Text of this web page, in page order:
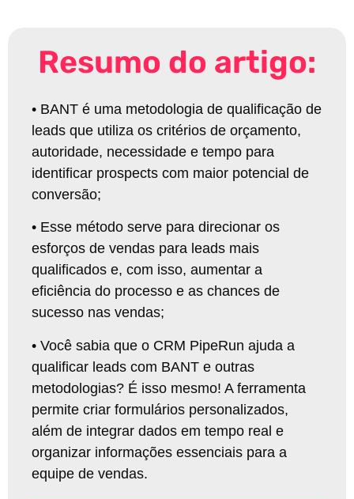
Resumo do artigo:
• BANT é uma metodologia de qualificação de
leads que utiliza os critérios de orçamento,
autoridade, necessidade e tempo para
identificar prospects com maior potencial de
conversão;
• Esse método serve para direcionar os
esforços de vendas para leads mais
qualificados e, com isso, aumentar a
eficiência do processo e as chances de
sucesso nas vendas;
• Você sabia que o CRM PipeRun ajuda a
qualificar leads com BANT e outras
metodologias? É isso mesmo! A ferramenta
permite criar formulários personalizados,
além de integrar dados em tempo real e
organizar informações essenciais para a
equipe de vendas.